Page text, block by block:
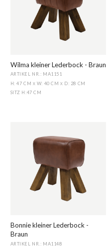
Wilma kleiner Lederbock - Braun
ARTIKEL NR.: MA1151
H: 47 CM X W: 40 CM X D: 28 CM
SITZ H :47 CM
Bonnie kleiner Lederbock -
Braun
ARTIKEL NR.: MA1148